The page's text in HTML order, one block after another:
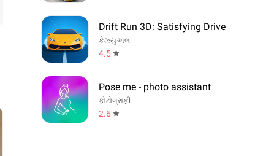
Drift Run 3D: Satisfying Drive
કેઝ્યુઅલ
4.5
Pose me - photo assistant
ફોટોગ્રાફી
2.6